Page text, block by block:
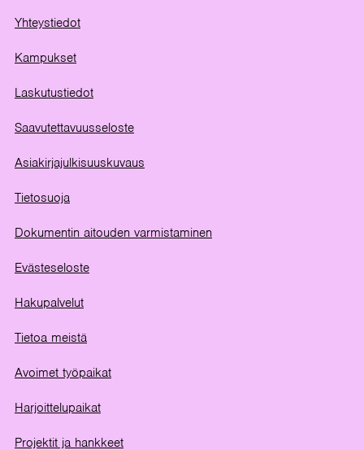
Yhteystiedot
Kampukset
Laskutustiedot
Saavutettavuusseloste
Asiakirjajulkisuuskuvaus
Tietosuoja
Dokumentin aitouden varmistaminen
Evästeseloste
Hakupalvelut
Tietoa meistä
Avoimet työpaikat
Harjoittelupaikat
Projektit ja hankkeet